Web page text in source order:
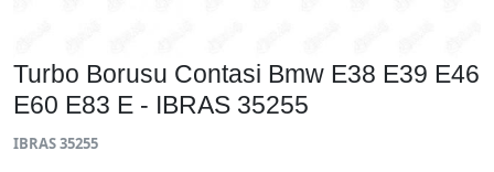
Turbo Borusu Contasi Bmw E38 E39 E46
E60 E83 E - IBRAS 35255
IBRAS 35255